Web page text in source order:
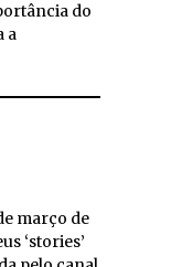
do
a
março de
‘stories’